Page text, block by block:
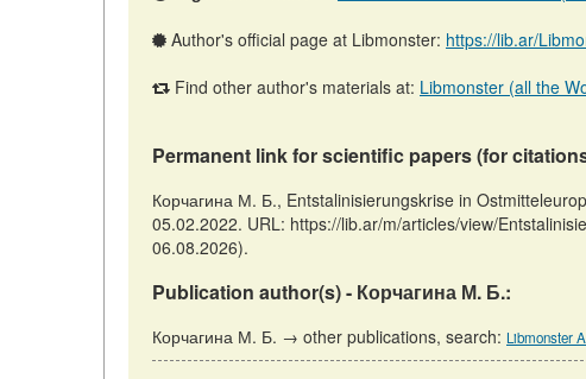
Author's official page at Libmonster: https://lib.ar/
Find other author's materials at: Libmonster (all the
Permanent link for scientific papers (for
Корчагина М. Б., Entstalinisierungskrise in
05.02.2022. URL: https://lib.ar/m/articles/view/
06.08.2026).
Publication author(s) - Корчагина М. Б.:
Корчагина М. Б. → other publications, search: Libmonster